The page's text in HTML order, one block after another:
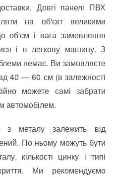
Довгі панелі ПВХ
на об'єкт великими
об'єм і вага замовлення
і в легкову машину. З
немає. Ви замовляєте
40 — 60 см (в залежності
можете самі забрати
автомобілем.
з металу залежить від
По ньому можуть бути
кількості цинку і типі
Ми рекомендуємо